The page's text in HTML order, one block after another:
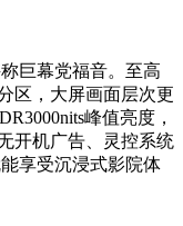
巨幕党福音。至高
区，大屏画面层次更
峰值亮度，
开机广告、灵控系统
享受沉浸式影院体